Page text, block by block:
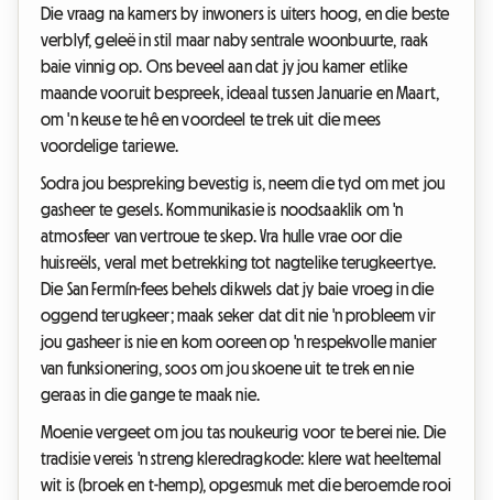
Die vraag na kamers by inwoners is uiters hoog, en die beste
verblyf, geleë in stil maar naby sentrale woonbuurte, raak
baie vinnig op. Ons beveel aan dat jy jou kamer etlike
maande vooruit bespreek, ideaal tussen Januarie en Maart,
om 'n keuse te hê en voordeel te trek uit die mees
voordelige tariewe.
Sodra jou bespreking bevestig is, neem die tyd om met jou
gasheer te gesels. Kommunikasie is noodsaaklik om 'n
atmosfeer van vertroue te skep. Vra hulle vrae oor die
huisreëls, veral met betrekking tot nagtelike terugkeertye.
Die San Fermín-fees behels dikwels dat jy baie vroeg in die
oggend terugkeer; maak seker dat dit nie 'n probleem vir
jou gasheer is nie en kom ooreen op 'n respekvolle manier
van funksionering, soos om jou skoene uit te trek en nie
geraas in die gange te maak nie.
Moenie vergeet om jou tas noukeurig voor te berei nie. Die
tradisie vereis 'n streng kleredragkode: klere wat heeltemal
wit is (broek en t-hemp), opgesmuk met die beroemde rooi